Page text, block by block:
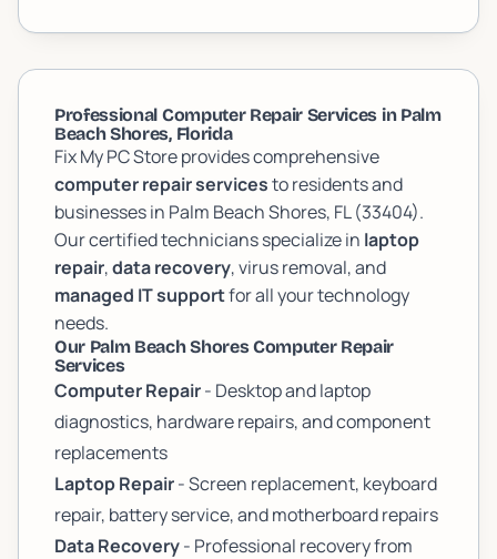
Professional Computer Repair Services in Palm
Beach Shores, Florida
Fix My PC Store provides comprehensive
computer repair servicesto residents and
businesses in Palm Beach Shores, FL (33404).
Our certified technicians specialize in laptop
repair,data recovery, virus removal, and
managed IT supportfor all your technology
needs.
Our Palm Beach Shores Computer Repair
Services
Computer Repair- Desktop and laptop
diagnostics, hardware repairs, and component
replacements
Laptop Repair- Screen replacement, keyboard
repair, battery service, and motherboard repairs
Data Recovery- Professional recovery from